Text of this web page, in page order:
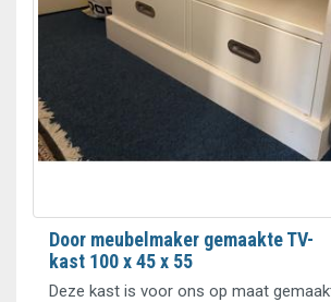
Door meubelmaker gemaakte TV-
kast 100 x 45 x 55
Deze kast is voor ons op maat